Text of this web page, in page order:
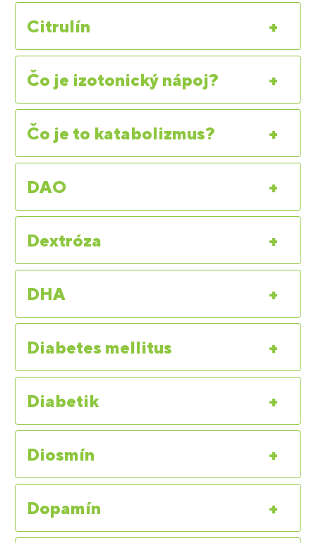
+
Citrulín
+
Čo je izotonický nápoj?
+
Čo je to katabolizmus?
+
DAO
+
Dextróza
+
DHA
+
Diabetes mellitus
+
Diabetik
+
Diosmín
+
Dopamín